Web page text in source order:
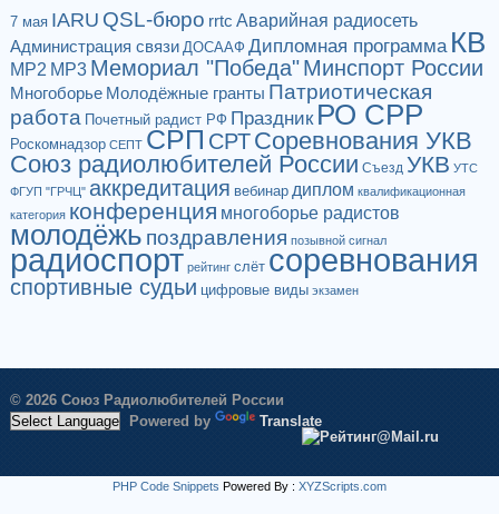
7 мая IARU QSL-бюро rrtc Аварийная радиосеть
Администрация связи ДОСААФ Дипломная программа КВ
МР2 МР3 Мемориал "Победа"Минспорт России
Многоборье Молодёжные гранты Патриотическая
работа Почетный радист РФ Праздник РО СРР
Роскомнадзор СЕПТ СРП СРТСоревнования УКВ
Союз радиолюбителей России Съезд УКВ УТС
ФГУП "ГРЧЦ" аккредитация вебинар диплом квалификационная
категория конференция многоборье радистов
молодёжь поздравления позывной сигнал
радиоспорт рейтинг слёт соревнования
спортивные судьи цифровые виды экзамен
© 2026 Союз Радиолюбителей России
Powered by
Translate
PHP Code Snippets Powered By : XYZScripts.com